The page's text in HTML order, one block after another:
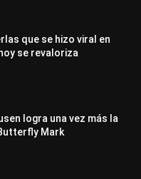
que se hizo viral en
se revaloriza
logra una vez más la
Mark